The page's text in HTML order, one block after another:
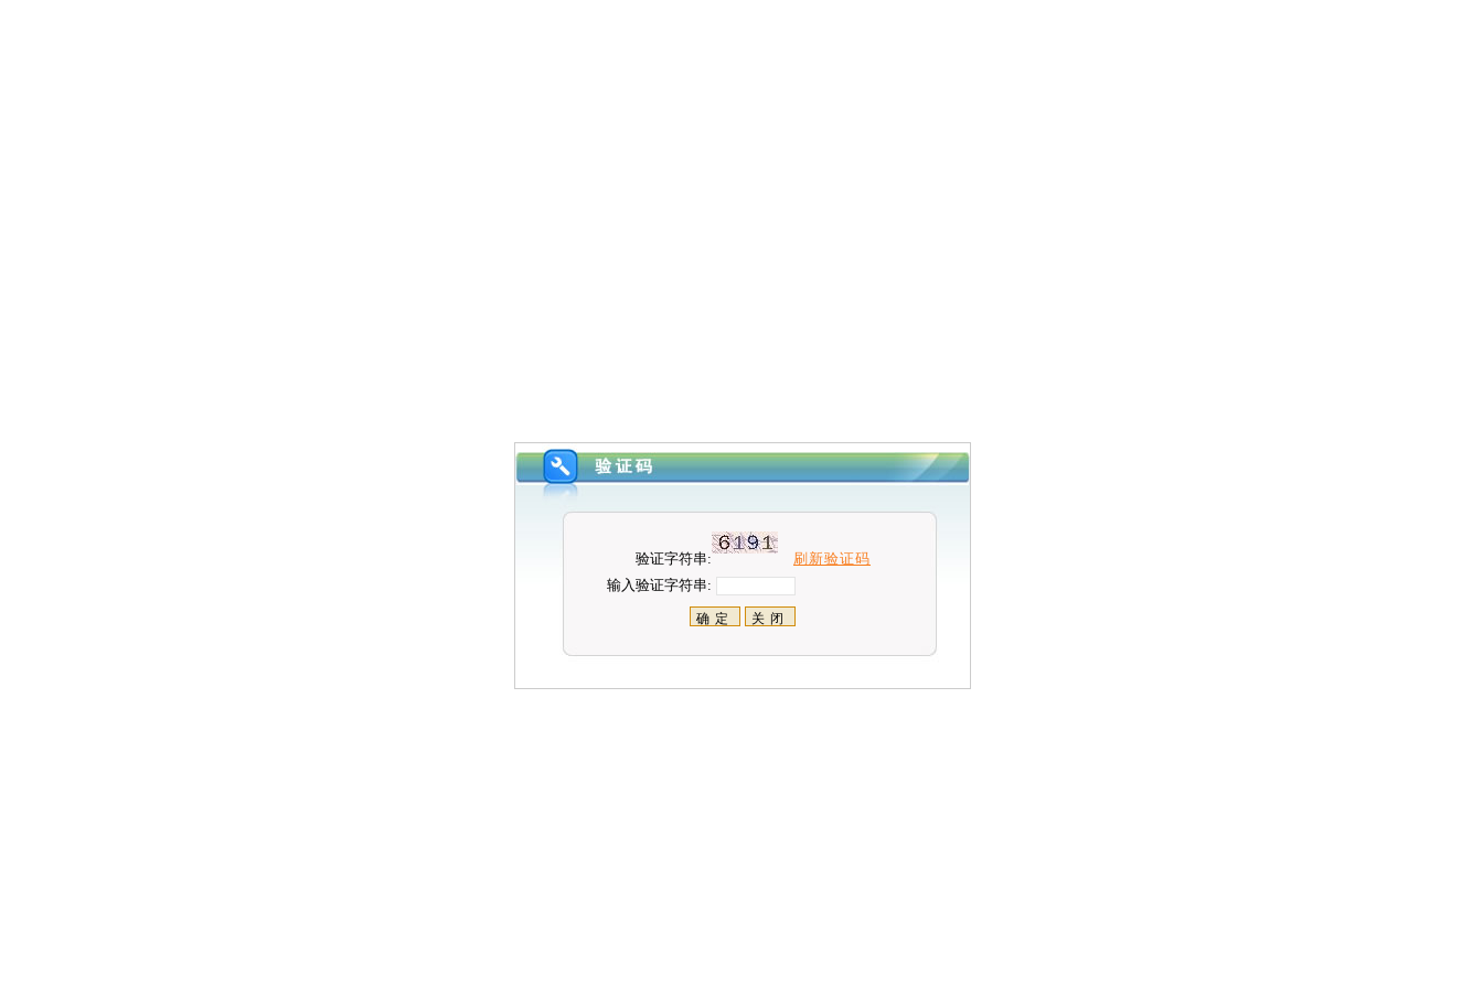
验证字符串:
刷新验证码
输入验证字符串: